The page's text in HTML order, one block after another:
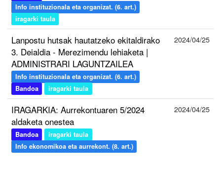
Info instituzionala eta organizat. (6. art.)
iragarki taula
Lanpostu hutsak hautatzeko ekitaldirako
3. Deialdia - Merezimendu lehiaketa |
ADMINISTRARI LAGUNTZAILEA
Info instituzionala eta organizat. (6. art.)
Bandoa
iragarki taula
2024/04/25
IRAGARKIA: Aurrekontuaren 5/2024
aldaketa onestea
Bandoa
iragarki taula
Info ekonomikoa eta aurrekont. (8. art.)
2024/04/25